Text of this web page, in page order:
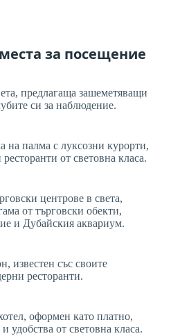
за посещение
предлагаща зашеметяващи
си за наблюдение.
на палма с луксозни курорти,
от световна класа.
центрове в света,
от търговски обекти,
и Дубайския аквариум.
известен със своите
ресторанти.
оформен като платно,
удобства от световна класа.